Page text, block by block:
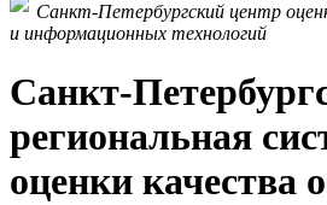
Санкт-Петербургский центр
и информационных технологий
Санкт-
региональная
оценки качества